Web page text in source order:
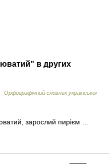
в других
Орфографічний словник української
зарослий пирієм …